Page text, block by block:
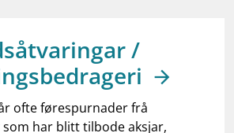
for investorer
/
ofte førespurnader frå
har blitt tilbode aksjar,